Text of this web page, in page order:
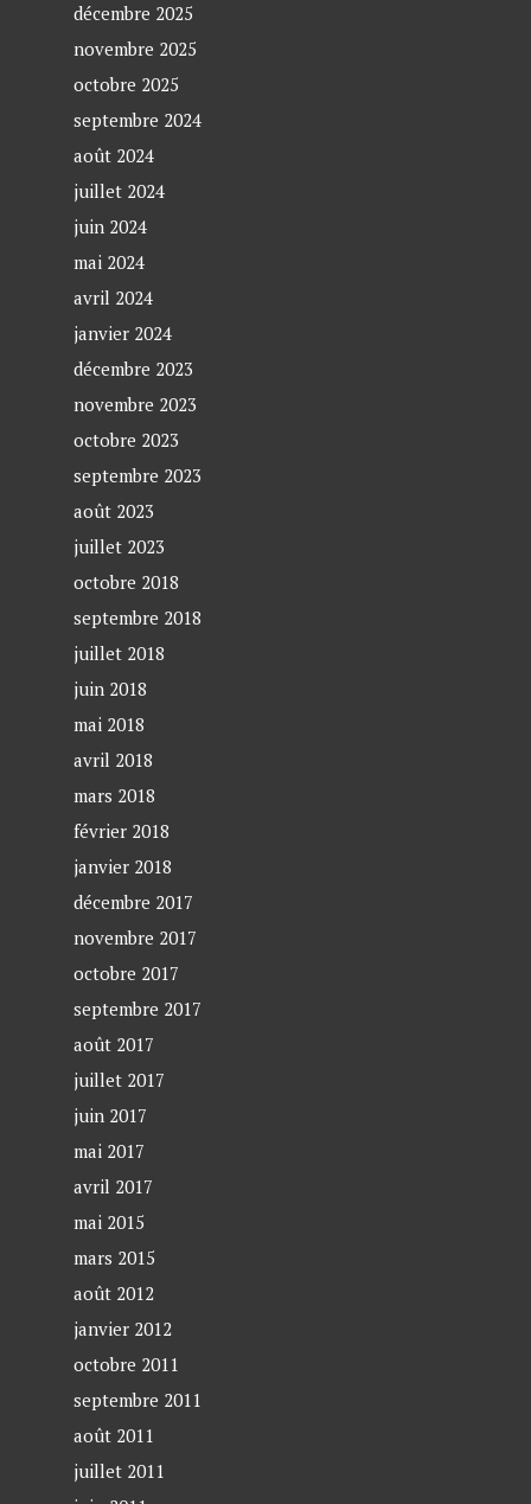
décembre 2025
novembre 2025
octobre 2025
septembre 2024
août 2024
juillet 2024
juin 2024
mai 2024
avril 2024
janvier 2024
décembre 2023
novembre 2023
octobre 2023
septembre 2023
août 2023
juillet 2023
octobre 2018
septembre 2018
juillet 2018
juin 2018
mai 2018
avril 2018
mars 2018
février 2018
janvier 2018
décembre 2017
novembre 2017
octobre 2017
septembre 2017
août 2017
juillet 2017
juin 2017
mai 2017
avril 2017
mai 2015
mars 2015
août 2012
janvier 2012
octobre 2011
septembre 2011
août 2011
juillet 2011